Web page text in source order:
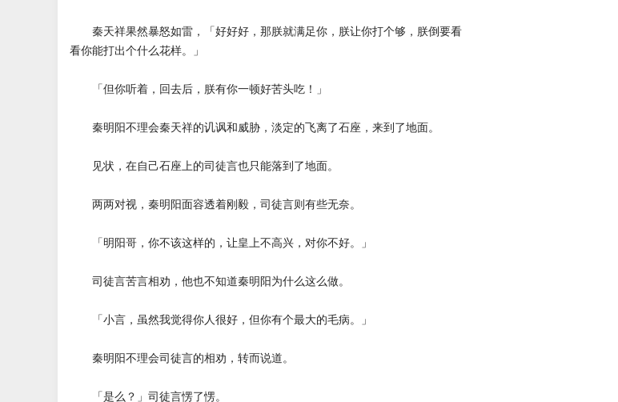
秦天祥果然暴怒如雷，「好好好，那朕就满足你，朕让你打个够，朕倒要看
看你能打出个什么花样。」
「但你听着，回去后，朕有你一顿好苦头吃！」
秦明阳不理会秦天祥的讥讽和威胁，淡定的飞离了石座，来到了地面。
见状，在自己石座上的司徒言也只能落到了地面。
两两对视，秦明阳面容透着刚毅，司徒言则有些无奈。
「明阳哥，你不该这样的，让皇上不高兴，对你不好。」
司徒言苦言相劝，他也不知道秦明阳为什么这么做。
「小言，虽然我觉得你人很好，但你有个最大的毛病。」
秦明阳不理会司徒言的相劝，转而说道。
「是么？」司徒言愣了愣。